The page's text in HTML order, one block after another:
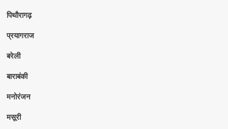
पिथौरागढ़
प्रयागराज
बरेली
बाराबंकी
मनोरंजन
मसूरी